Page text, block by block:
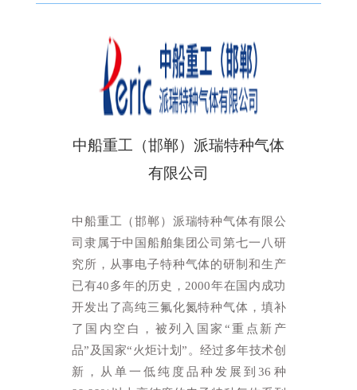
中船重工（邯郸）派瑞特种气体
有限公司
中船重工（邯郸）派瑞特种气体有限公
司隶属于中国船舶集团公司第七一八研
究所，从事电子特种气体的研制和生产
已有40多年的历史，2000年在国内成功
开发出了高纯三氟化氮特种气体，填补
了国内空白，被列入国家“重点新产
品”及国家“火炬计划”。经过多年技术创
新，从单一低纯度品种发展到36种